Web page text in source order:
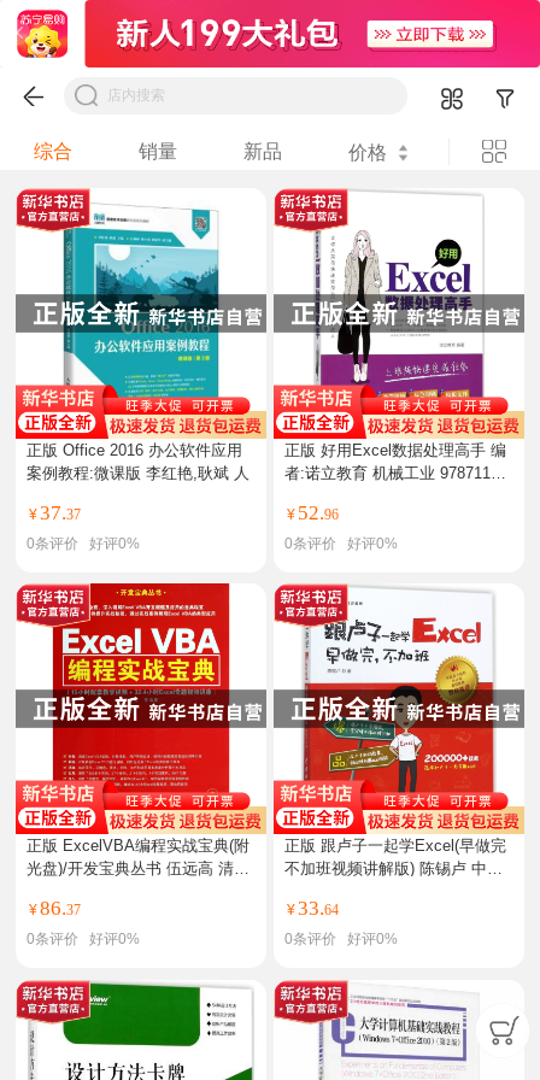
综合 销量 新品 价格
正版 Office 2016 办公软件应用
案例教程:微课版 李红艳,耿斌 人
¥37.37
0条评价 好评0%
正版 好用Excel数据处理高手 编
者:诺立教育 机械工业 97871115
¥ 52.96
0条评价 好评0%
正版 ExcelVBA编程实战宝典(附
光盘)/开发宝典丛书 伍远高 清华
¥86.37
0条评价 好评0%
正版 跟卢子一起学Excel(早做完
不加班视频讲解版) 陈锡卢 中国
¥33.64
0条评价 好评0%